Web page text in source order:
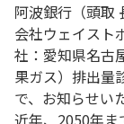
阿波銀行（頭取
会社ウェイスト
社：愛知県名古
果ガス）排出量
で、お知らせい
近年、2050年